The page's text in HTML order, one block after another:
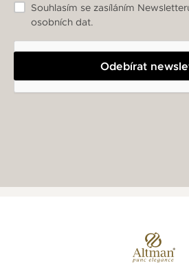
Odebírat
Souhlasím se zasíláním
osobních dat.